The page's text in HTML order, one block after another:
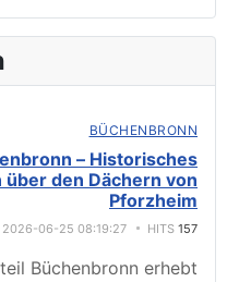
BÜCHENBRONN
– Historisches
über den Dächern von
Pforzheim
2026-06-25 08:19:27 HITS 157
Büchenbronn erhebt